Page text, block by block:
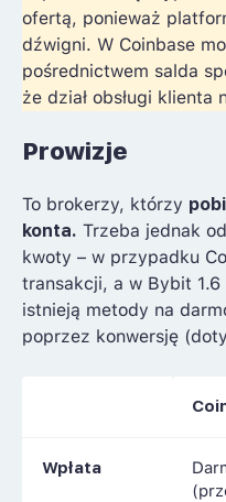
ofertą, ponieważ
dźwigni. W Coinbase
pośrednictwem salda
że dział obsługi klienta
Prowizje
To brokerzy, którzy
konta. Trzeba jednak
kwoty – w przypadku
transakcji, a w Bybit
istnieją metody na
poprzez konwersję
Wpłata